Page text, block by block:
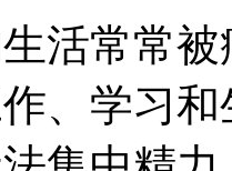
活常常
、学习